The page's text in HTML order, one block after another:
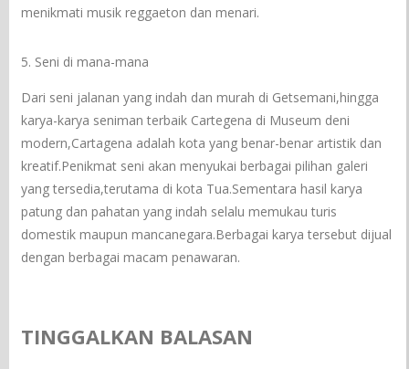
menikmati musik reggaeton dan menari.
5. Seni di mana-mana
Dari seni jalanan yang indah dan murah di Getsemani,hingga
karya-karya seniman terbaik Cartegena di Museum deni
modern,Cartagena adalah kota yang benar-benar artistik dan
kreatif.Penikmat seni akan menyukai berbagai pilihan galeri
yang tersedia,terutama di kota Tua.Sementara hasil karya
patung dan pahatan yang indah selalu memukau turis
domestik maupun mancanegara.Berbagai karya tersebut dijual
dengan berbagai macam penawaran.
TINGGALKAN BALASAN